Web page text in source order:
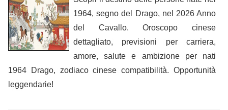
1964, segno del Drago, nel 2026 Anno
del Cavallo. Oroscopo cinese
dettagliato, previsioni per carriera,
amore, salute e ambizione per nati
1964 Drago, zodiaco cinese compatibilità. Opportunità
leggendarie!